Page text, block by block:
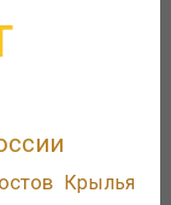
Крылья